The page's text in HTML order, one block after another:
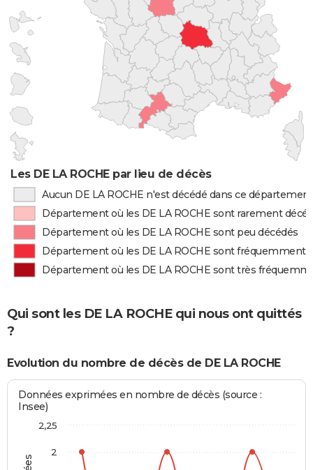
Les DE LA ROCHE par lieu de décès
Aucun DE LA ROCHE n'est décédé dans ce département
Département où les DE LA ROCHE sont rarement
Département où les DE LA ROCHE sont peu décédés
Département où les DE LA ROCHE sont fréquemment
Département où les DE LA ROCHE sont très
Qui sont les DE LA ROCHE qui nous ont quittés
?
Evolution du nombre de décès de DE LA ROCHE
Données exprimées en nombre de décès (source :
Insee)
2
2,25